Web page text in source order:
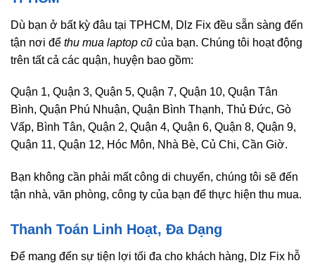
Dù bạn ở bất kỳ đâu tại TPHCM, Dlz Fix đều sẵn sàng đến
tận nơi để thu mua laptop cũ của bạn. Chúng tôi hoạt động
trên tất cả các quận, huyện bao gồm:
Quận 1, Quận 3, Quận 5, Quận 7, Quận 10, Quận Tân
Bình, Quận Phú Nhuận, Quận Bình Thạnh, Thủ Đức, Gò
Vấp, Bình Tân, Quận 2, Quận 4, Quận 6, Quận 8, Quận 9,
Quận 11, Quận 12, Hóc Môn, Nhà Bè, Củ Chi, Cần Giờ.
Bạn không cần phải mất công di chuyển, chúng tôi sẽ đến
tận nhà, văn phòng, công ty của bạn để thực hiện thu mua.
Thanh Toán Linh Hoạt, Đa Dạng
Để mang đến sự tiện lợi tối đa cho khách hàng, Dlz Fix hỗ